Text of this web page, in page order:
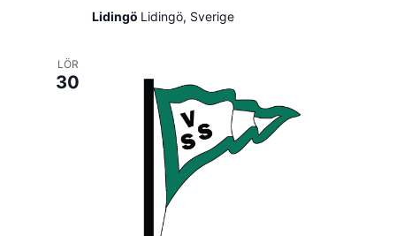
Lidingö Lidingö, Sverige
LÖR
30